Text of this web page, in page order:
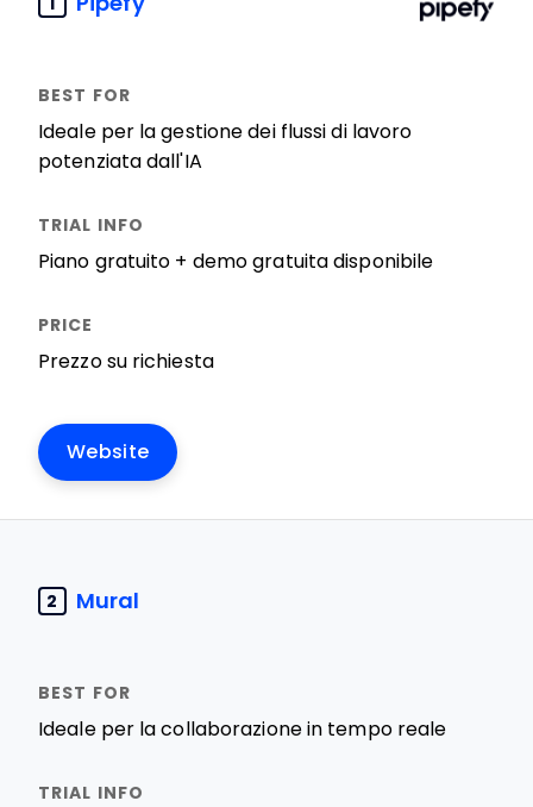
Ideale per la gestione dei flussi di lavoro
potenziata dall'IA
Piano gratuito + demo gratuita disponibile
Prezzo su richiesta
Website
2 Mural
Ideale per la collaborazione in tempo reale